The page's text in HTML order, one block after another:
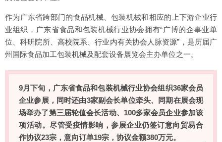
作为广东省跨部门的食品机械、包装机械和相应的上下游企业行
业组织，广东省食品和包装机械行业协会拥有“广博的企事业单
位、科研院所、高校院系、行业内有关协会人脉资源”，是历届广
州国际食品加工包装机械及配套设备展览会主办单位之一。
9月下旬，广东省食品和包装机械行业协会组织36家会员
企业参展，同时还由3家副会长单位牵头、同期在展会现
场举办了第三届轮值会长活动、100多家会员企业参加该
项活动。尽管受疫情影响，参展企业仍签订意向贸易合
作协议23宗，意向订单19宗，协议金额380万元。